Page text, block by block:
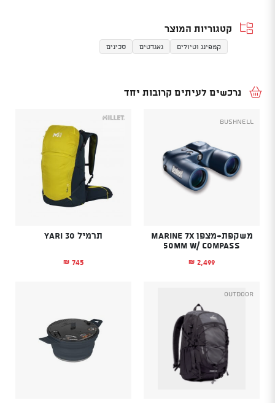
קטגוריות המוצר
קמפינג וטיולים גאגדטים סכינים
נרכשים לעיתים קרובות יחד
Bushnell
משקפת+מצפן Marine 7x
50mm w/ Compass
₪ 2,499
תרמיל YARI 30
₪ 745
Outdoor